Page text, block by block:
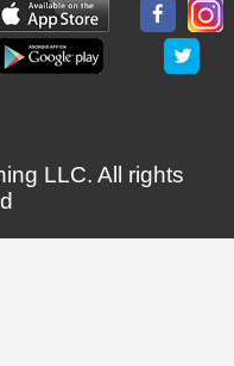
LLC. All rights